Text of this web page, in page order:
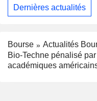
Dernières actualités
Bourse
Actualités
Bio-Techne pénalisé
académiques